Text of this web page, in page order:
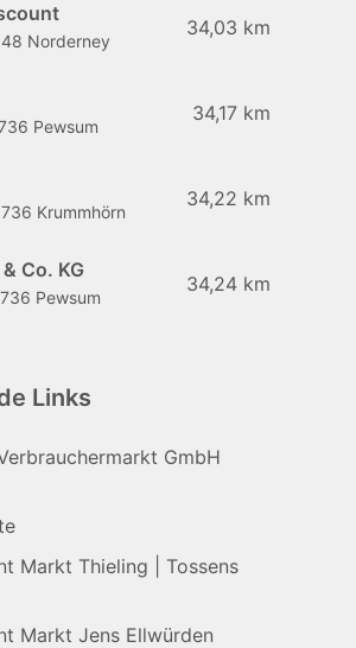
Norderney
34,03 km
Pewsum
34,17 km
Krummhörn
34,22 km
Co. KG
Pewsum
34,24 km
Links
GmbH
Markt Thieling | Tossens
Markt Jens Ellwürden